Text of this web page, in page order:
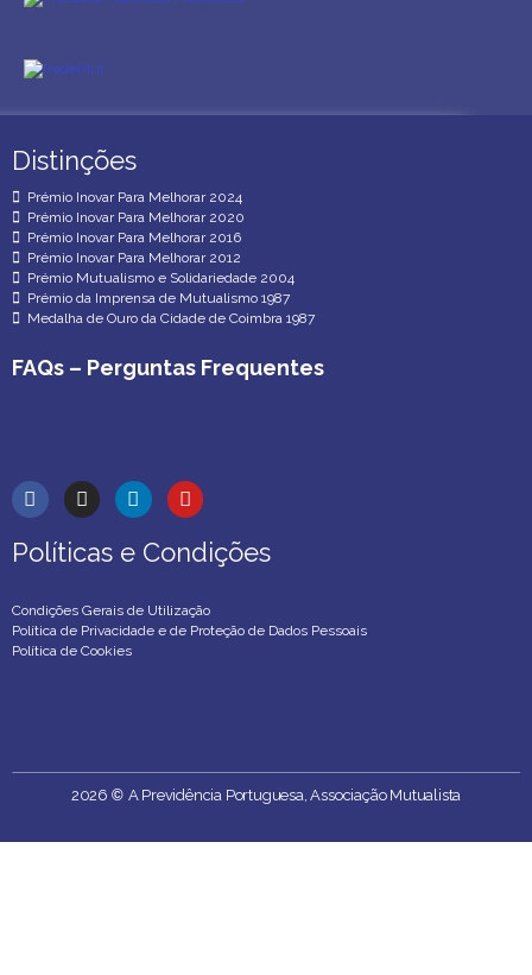
Distinções
Distinções
Prémio Inovar Para Melhorar 2024
Prémio Inovar Para Melhorar 2020
Prémio Inovar Para Melhorar 2016
Prémio Inovar Para Melhorar 2012
Prémio Mutualismo e Solidariedade 2004
Prémio da Imprensa de Mutualismo 1987
Medalha de Ouro da Cidade de Coimbra 1987
FAQs – Perguntas Frequentes
Políticas e Condições
Políticas e Condições
Condições Gerais de Utilização
Política de Privacidade e de Proteção de Dados Pessoais
Política de Cookies
2026 © A Previdência Portuguesa, Associação Mutualista